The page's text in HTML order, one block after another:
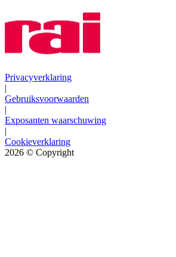
Privacyverklaring
|
Gebruiksvoorwaarden
|
Exposanten waarschuwing
|
Cookieverklaring
2026 © Copyright